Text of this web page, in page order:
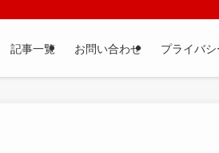
記事一覧 お問い合わせ プライバ